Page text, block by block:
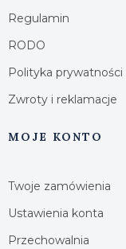
Regulamin
RODO
Polityka prywatności
Zwroty i reklamacje
MOJE KONTO
Twoje zamówienia
Ustawienia konta
Przechowalnia